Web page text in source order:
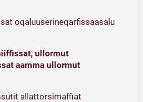
oqaluuserineqarfissaasalu
ullormut
aamma ullormut
allattorsimaffiat